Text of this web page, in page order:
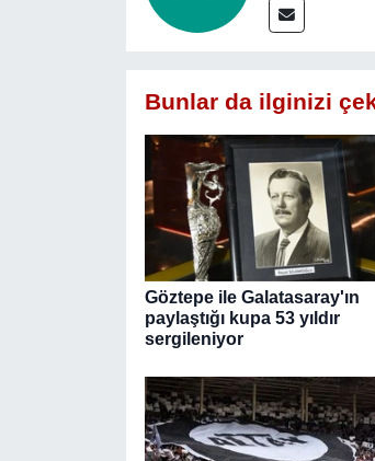
Bunlar da ilginizi
Göztepe ile Galatasaray'ın
paylaştığı kupa 53 yıldır
sergileniyor